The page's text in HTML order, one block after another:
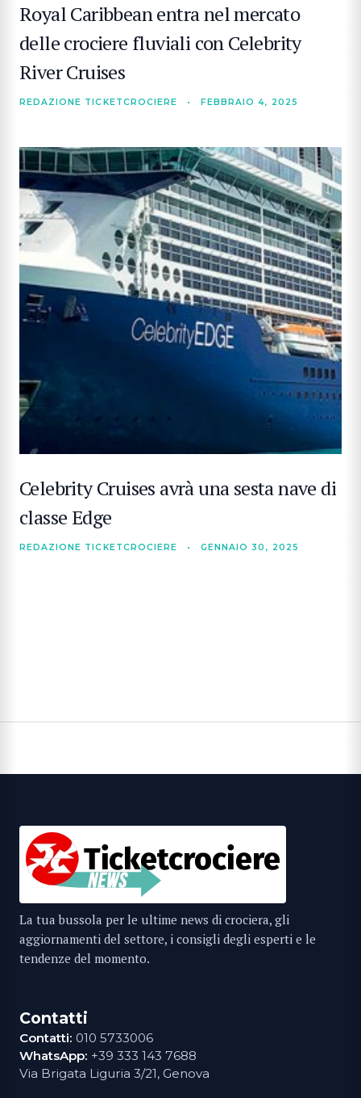
CERCA
Royal Caribbean entra nel mercato
delle crociere fluviali con Celebrity
River Cruises
REDAZIONE TICKETCROCIERE • FEBBRAIO 4, 2025
Celebrity Cruises avrà una sesta nave di
classe Edge
REDAZIONE TICKETCROCIERE • GENNAIO 30, 2025
La tua bussola per le ultime news di crociera, gli
aggiornamenti del settore, i consigli degli esperti e le
tendenze del momento.
Contatti
Contatti: 010 5733006
WhatsApp: +39 333 143 7688
Via Brigata Liguria 3/21, Genova